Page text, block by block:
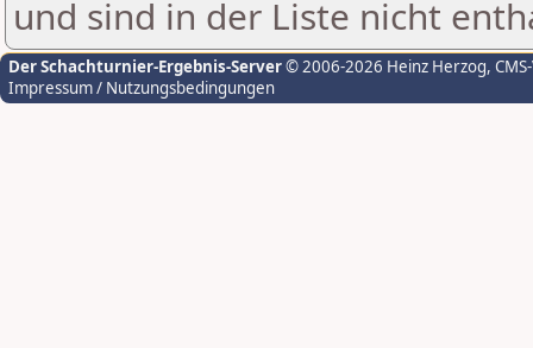
und sind in der Liste nicht
Der Schachturnier-Ergebnis-Server© 2006-2026 Heinz Herzog,
Impressum / Nutzungsbedingungen